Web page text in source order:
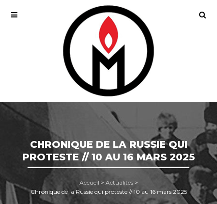
CHRONIQUE DE LA RUSSIE QUI
PROTESTE // 10 AU 16 MARS 2025
Accueil > Actualités>
Chronique de la Russie qui proteste // 10 au 16 mars 2025